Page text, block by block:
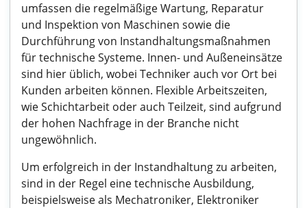
umfassen die regelmäßige Wartung, Reparatur
und Inspektion von Maschinen sowie die
Durchführung von Instandhaltungsmaßnahmen
für technische Systeme. Innen- und Außeneinsätze
sind hier üblich, wobei Techniker auch vor Ort bei
Kunden arbeiten können. Flexible Arbeitszeiten,
wie Schichtarbeit oder auch Teilzeit, sind aufgrund
der hohen Nachfrage in der Branche nicht
ungewöhnlich.
Um erfolgreich in der Instandhaltung zu arbeiten,
sind in der Regel eine technische Ausbildung,
beispielsweise als Mechatroniker, Elektroniker